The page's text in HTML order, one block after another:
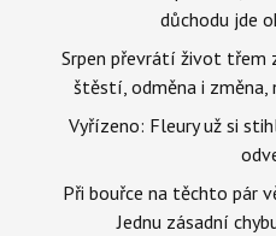
důchodu jde
Srpen převrátí život třem
štěstí, odměna i změna,
Vyřízeno: Fleury už si
Při bouřce na těchto pár
Jednu zásadní